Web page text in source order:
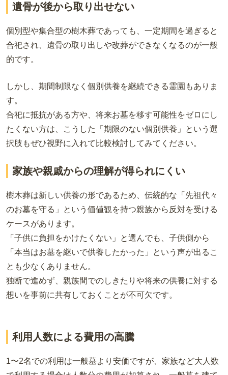
遺骨が後から取り出せない
個別型や集合型の樹木葬であっても、一定期間を過ぎると
合祀され、遺骨の取り出しや改葬ができなくなるのが一般
的です。
しかし、期間制限なく個別供養を継続できる霊園もありま
す。
合祀に抵抗がある方や、将来お墓を移す可能性をゼロにし
たくない方は、こうした「期限のない個別供養」という選
択肢もぜひ視野に入れて比較検討してみてください。
家族や親戚からの理解が得られにくい
樹木葬は新しい供養の形であるため、伝統的な「先祖代々
のお墓を守る」という価値観を持つ親族から反対を受ける
ケースがあります。
「子供に負担をかけたくない」と選んでも、子供側から
「本当はお墓を継いで供養したかった」という声が出るこ
とも少なくありません。
独断で進めず、親族間でのしきたりや将来の供養に対する
想いを事前に共有しておくことが不可欠です。
利用人数による費用の高騰
1〜2名での利用は一般墓より安価ですが、家族など大人数